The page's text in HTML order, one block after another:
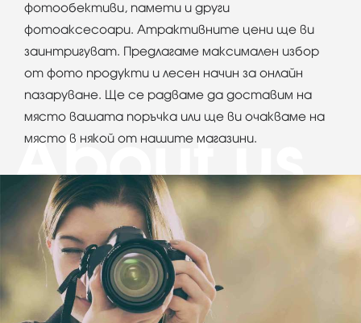
фотообективи, памети и други
фотоаксесоари. Атрактивните цени ще ви
заинтригуват. Предлагаме максимален избор
от фото продукти и лесен начин за онлайн
пазаруване. Ще се радваме да доставим на
място вашата поръчка или ще ви очакваме на
място в някой от нашите магазини.